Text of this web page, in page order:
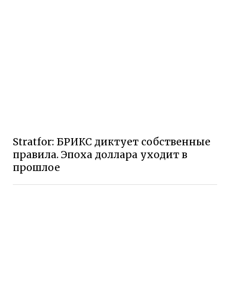
Stratfor: БРИКС диктует собственные
правила. Эпоха доллара уходит в
прошлое